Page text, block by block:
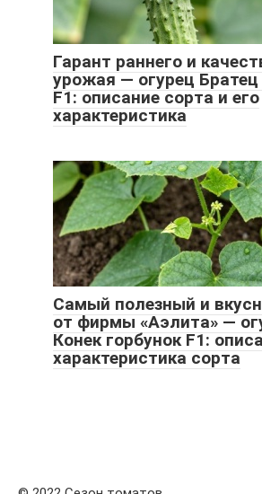
Гарант раннего и
урожая — огурец
F1: описание сорта и его
характеристика
Самый полезный и
от фирмы «Аэлита» —
Конек горбунок F1:
характеристика сорта